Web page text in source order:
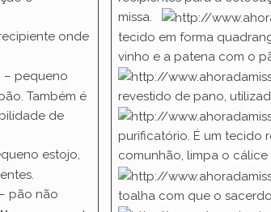
onde
– pequeno
Também é
de
estojo,
– pão não
missa.
tecido em forma
vinho e a patena com o
revestido de pano,
purificatório. É um tecido
comunhão, limpa o
toalha com que o